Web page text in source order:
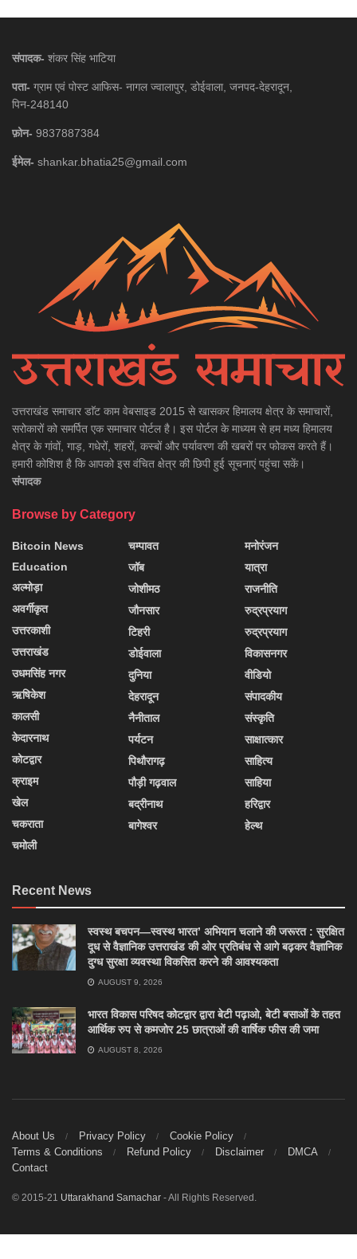
संपादक- शंकर सिंह भाटिया
पता- ग्राम एवं पोस्ट आफिस- नागल ज्वालापुर, डोईवाला, जनपद-देहरादून,
पिन-248140
फ़ोन- 9837887384
ईमेल- shankar.bhatia25@gmail.com
उत्तराखंड समाचार डाॅट काम वेबसाइड 2015 से खासकर हिमालय क्षेत्र के समाचारों,
सरोकारों को समर्पित एक समाचार पोर्टल है। इस पोर्टल के माध्यम से हम मध्य हिमालय
क्षेत्र के गांवों, गाड़, गधेरों, शहरों, कस्बों और पर्यावरण की खबरों पर फोकस करते हैं।
हमारी कोशिश है कि आपको इस वंचित क्षेत्र की छिपी हुई सूचनाएं पहुंचा सकें।
संपादक
Browse by Category
Bitcoin News
Education
अल्मोड़ा
अवर्गीकृत
उत्तरकाशी
उत्तराखंड
उधमसिंह नगर
ऋषिकेश
कालसी
केदारनाथ
कोटद्वार
क्राइम
खेल
चकराता
चमोली
चम्पावत
जॉब
जोशीमठ
जौनसार
टिहरी
डोईवाला
दुनिया
देहरादून
नैनीताल
पर्यटन
पिथौरागढ़
पौड़ी गढ़वाल
बद्रीनाथ
बागेश्वर
मनोरंजन
यात्रा
राजनीति
रुद्रप्रयाग
रुद्रप्रयाग
विकासनगर
वीडियो
संपादकीय
संस्कृति
साक्षात्कार
साहित्य
साहिया
हरिद्वार
हेल्थ
Recent News
स्वस्थ बचपन—स्वस्थ भारत’ अभियान चलाने की जरूरत : सुरक्षित
दूध से वैज्ञानिक उत्तराखंड की ओर प्रतिबंध से आगे बढ़कर वैज्ञानिक
दुग्ध सुरक्षा व्यवस्था विकसित करने की आवश्यकता
AUGUST 9, 2026
भारत विकास परिषद कोटद्वार द्वारा बेटी पढ़ाओ, बेटी बसाओं के तहत
आर्थिक रुप से कमजोर 25 छात्राओं की वार्षिक फीस की जमा
AUGUST 8, 2026
About Us Privacy Policy
Cookie Policy
Terms & Conditions
Refund Policy Disclaimer
DMCA
Contact
© 2015-21 Uttarakhand Samachar - All Rights Reserved.